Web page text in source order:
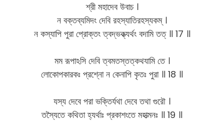
শ্রী মহাদেব উবাচ ।
ন বক্তব্যমিদং দেবি রহস্যাতিরহস্যকম্ ।
ন কস্যাপি পুরা প্রোক্তং ত্বদ্ভক্ত্যর্থং বদামি তত্ ॥ 17 ॥
মম রূপাঽসি দেবি ত্বমতস্তত্কথযামি তে ।
লোকোপকারকঃ প্রশ্নো ন কেনাপি কৃতঃ পুরা ॥ 18 ॥
যস্য দেবে পরা ভক্তির্যথা দেবে তথা গুরৌ ।
তস্যৈতে কথিতা হ্যর্থাঃ প্রকাশংতে মহাত্মনঃ ॥ 19 ॥